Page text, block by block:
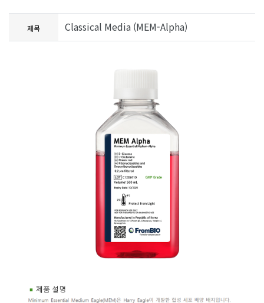
제목 Classical Media (MEM-Alpha)